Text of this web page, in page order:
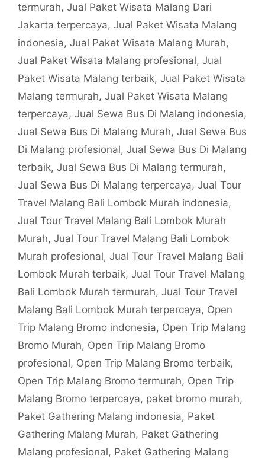
termurah, Jual Paket Wisata Malang Dari
Jakarta terpercaya, Jual Paket Wisata Malang
indonesia, Jual Paket Wisata Malang Murah,
Jual Paket Wisata Malang profesional, Jual
Paket Wisata Malang terbaik, Jual Paket Wisata
Malang termurah, Jual Paket Wisata Malang
terpercaya, Jual Sewa Bus Di Malang indonesia,
Jual Sewa Bus Di Malang Murah, Jual Sewa Bus
Di Malang profesional, Jual Sewa Bus Di Malang
terbaik, Jual Sewa Bus Di Malang termurah,
Jual Sewa Bus Di Malang terpercaya, Jual Tour
Travel Malang Bali Lombok Murah indonesia,
Jual Tour Travel Malang Bali Lombok Murah
Murah, Jual Tour Travel Malang Bali Lombok
Murah profesional, Jual Tour Travel Malang Bali
Lombok Murah terbaik, Jual Tour Travel Malang
Bali Lombok Murah termurah, Jual Tour Travel
Malang Bali Lombok Murah terpercaya, Open
Trip Malang Bromo indonesia, Open Trip Malang
Bromo Murah, Open Trip Malang Bromo
profesional, Open Trip Malang Bromo terbaik,
Open Trip Malang Bromo termurah, Open Trip
Malang Bromo terpercaya, paket bromo murah,
Paket Gathering Malang indonesia, Paket
Gathering Malang Murah, Paket Gathering
Malang profesional, Paket Gathering Malang